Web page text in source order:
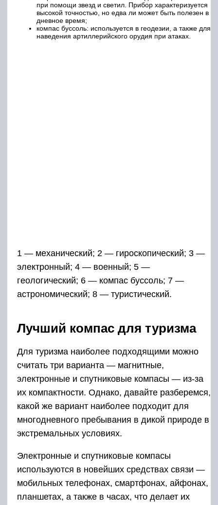
при помощи звезд и светил. Прибор характеризуется
высокой точностью, но едва ли может быть полезен в
дневное время;
компас буссоль: используется в геодезии, а также для
наведения артиллерийского орудия при атаках.
1 — механический; 2 — гироскопический; 3 —
электронный; 4 — военный; 5 —
геологический; 6 — компас буссоль; 7 —
астрономический; 8 — туристический.
Лучший компас для туризма
Для туризма наиболее подходящими можно
считать три варианта — магнитные,
электронные и спутниковые компасы — из-за
их компактности. Однако, давайте разберемся,
какой же вариант наиболее подходит для
многодневного пребывания в дикой природе в
экстремальных условиях.
Электронные и спутниковые компасы
используются в новейших средствах связи —
мобильных телефонах, смартфонах, айфонах,
планшетах, а также в часах, что делает их